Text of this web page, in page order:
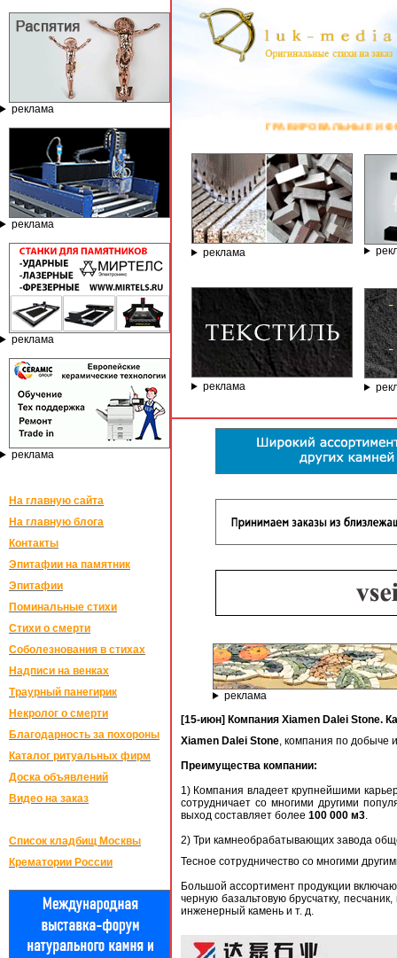
реклама
реклама
реклама
реклама
На главную сайта
На главную блога
Контакты
Эпитафии на памятник
Эпитафии
Поминальные стихи
Стихи о смерти
Соболезнования в стихах
Надписи на венках
Траурный панегирик
Некролог о смерти
Благодарность за похороны
Каталог ритуальных фирм
Доска объявлений
Видео на заказ
Список кладбищ Москвы
Крематории России
ГРАВИРОВАЛЬНЫЕ И ФРЕЗЕРНЫЕ
реклама
реклама
реклама
[15-июн] Компания Xiamen Dalei Stone.
Xiamen Dalei Stone, компания по добыче
Преимущества компании:
1) Компания владеет крупнейшими
сотрудничает со многими другими
выход составляет более 100 000 м3.
2) Три камнеобрабатывающих завода
Тесное сотрудничество со многими
Большой ассортимент продукции
черную базальтовую брусчатку,
инженерный камень и т. д.